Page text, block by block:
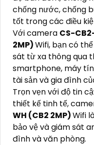
chống nước, chống
tốt trong các điều
Với camera CS-
2MP)Wifi, bạn có
sát từ xa thông qua
smartphone, máy
tài sản và gia đình
Trọn vẹn với độ tin
thiết kế tinh tế,
WH (CB2 2MP)Wifi
bảo vệ và giám sát
đình và văn phòng.